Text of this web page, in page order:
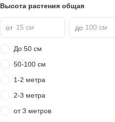
Высота растения общая
от до
До 50 см
50-100 см
1-2 метра
2-3 метра
от 3 метров